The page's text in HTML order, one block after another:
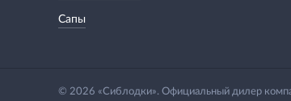
Сапы
© 2026 «Сиблодки». Официальный дилер